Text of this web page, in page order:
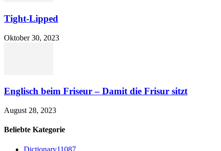
Tight-Lipped
Oktober 30, 2023
Englisch beim Friseur – Damit die Frisur sitzt
August 28, 2023
Beliebte Kategorie
Dictionary11087